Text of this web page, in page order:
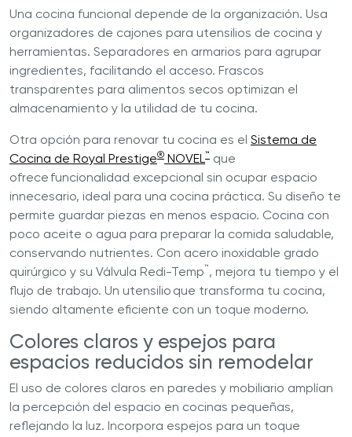
Una cocina funcional depende de la organización. Usa
organizadores de cajones para utensilios de cocina y
herramientas. Separadores en armarios para agrupar
ingredientes, facilitando el acceso. Frascos
transparentes para alimentos secos optimizan el
almacenamiento y la utilidad de tu cocina.
Otra opción para renovar tu cocina es el Sistema de
Cocina de Royal Prestige® NOVEL ™ que
ofrece funcionalidad excepcional sin ocupar espacio
innecesario, ideal para una cocina práctica. Su diseño te
permite guardar piezas en menos espacio. Cocina con
poco aceite o agua para preparar la comida saludable,
conservando nutrientes. Con acero inoxidable grado
quirúrgico y su Válvula Redi-Temp™, mejora tu tiempo y el
flujo de trabajo. Un utensilio que transforma tu cocina,
siendo altamente eficiente con un toque moderno.
Colores claros y espejos para
espacios reducidos sin remodelar
El uso de colores claros en paredes y mobiliario amplían
la percepción del espacio en cocinas pequeñas,
reflejando la luz. Incorpora espejos para un toque